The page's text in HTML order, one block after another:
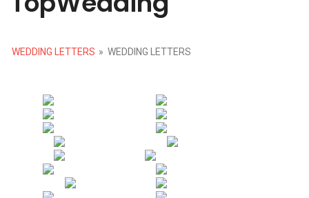
WEDDING LETTERS » WEDDING LETTERS